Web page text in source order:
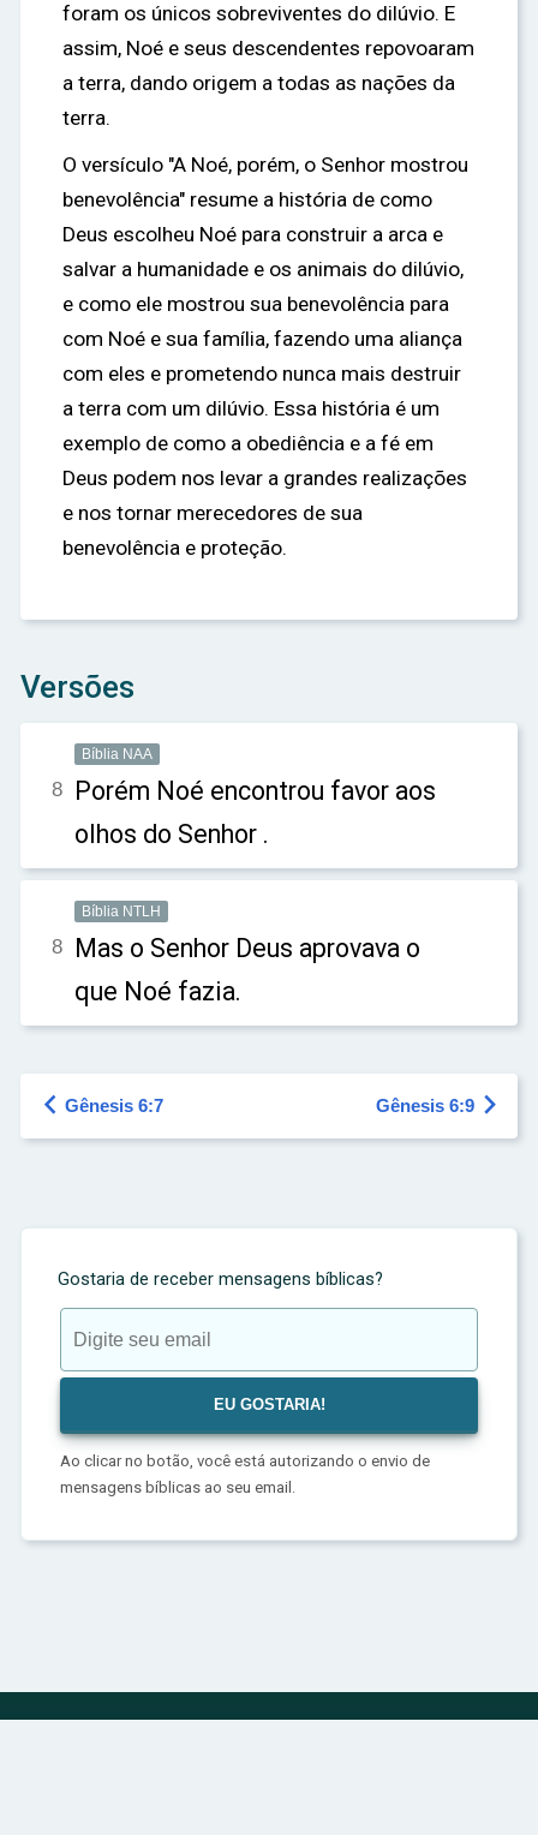
foram os únicos sobreviventes do dilúvio. E
assim, Noé e seus descendentes repovoaram
a terra, dando origem a todas as nações da
terra.
O versículo "A Noé, porém, o Senhor mostrou
benevolência" resume a história de como
Deus escolheu Noé para construir a arca e
salvar a humanidade e os animais do dilúvio,
e como ele mostrou sua benevolência para
com Noé e sua família, fazendo uma aliança
com eles e prometendo nunca mais destruir
a terra com um dilúvio. Essa história é um
exemplo de como a obediência e a fé em
Deus podem nos levar a grandes realizações
e nos tornar merecedores de sua
benevolência e proteção.
Versões
Bíblia NAA
8 Porém Noé encontrou favor aos
olhos do Senhor .
Bíblia NTLH
8 Mas o Senhor Deus aprovava o
que Noé fazia.
 Gênesis 6:7 Gênesis 6:9 
Gostaria de receber mensagens bíblicas?
Ao clicar no botão, você está autorizando o envio de
mensagens bíblicas ao seu email.